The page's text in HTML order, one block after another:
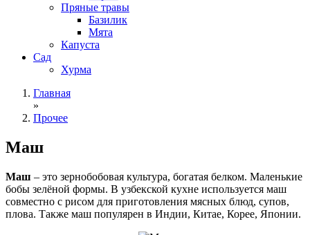
Пряные травы
Базилик
Мята
Капуста
Сад
Хурма
Главная
»
Прочее
Маш
Маш – это зернобобовая культура, богатая белком. Маленькие
бобы зелёной формы. В узбекской кухне используется маш
совместно с рисом для приготовления мясных блюд, супов,
плова. Также маш популярен в Индии, Китае, Корее, Японии.